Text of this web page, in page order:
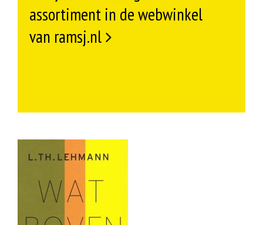
assortiment in de webwinkel
van ramsj.nl